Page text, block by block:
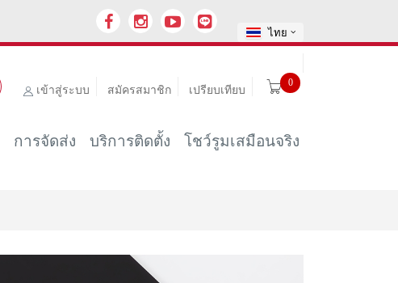
ไทย
เข้าสู่ระบบ สมัครสมาชิก เปรียบเทียบ
0
การจัดส่ง บริการติดตั้ง
โชว์รูมเสมือนจริง